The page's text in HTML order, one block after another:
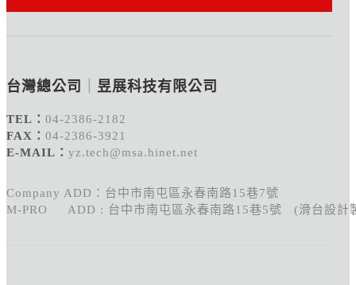
台灣總公司 昱展科技有限公司
TEL： 04-2386-2182
FAX： 04-2386-3921
E-MAIL： yz.tech@msa.hinet.net
Company ADD：台中市南屯區永春南路15巷7號
M-PRO ADD : 台中市南屯區永春南路15巷5號 (滑台設計